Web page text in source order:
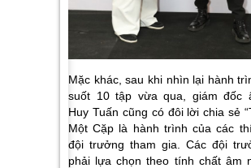
Mặc khác, sau khi nhìn lại hành
suốt 10 tập vừa qua, giám đốc
Huy Tuấn cũng có đôi lời chia sẻ
Một Cặp là hành trình của các
đội trưởng tham gia. Các đội
phải lựa chọn theo tính chất âm